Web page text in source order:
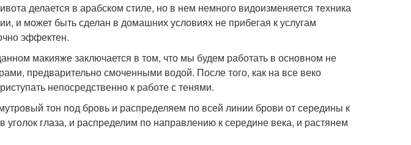
делается в арабском стиле, но в нем немного видоизменяется техника
и может быть сделан в домашних условиях не прибегая к услугам
эффектен.
макияже заключается в том, что мы будем работать в основном не
предварительно смоченными водой. После того, как на все веко
непосредственно к работе с тенями.
тон под бровь и распределяем по всей линии брови от середины к
уголок глаза, и распределим по направлению к середине века, и растянем